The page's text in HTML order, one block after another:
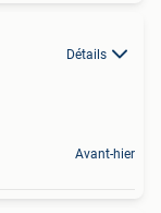
Détails
Avant-hier